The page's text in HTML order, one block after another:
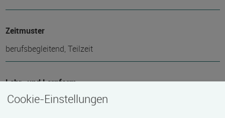
Zeitmuster
berufsbegleitend, Teilzeit
Lehr- und Lernform
Blended Learning
Cookie-Einstellungen